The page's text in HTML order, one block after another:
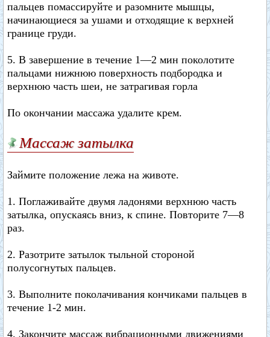
пальцев помассируйте и разомните мышцы,
начинающиеся за ушами и отходящие к верхней
границе груди.
5. В завершение в течение 1—2 мин поколотите
пальцами нижнюю поверхность подбородка и
верхнюю часть шеи, не затрагивая горла
По окончании массажа удалите крем.
Массаж затылка
Займите положение лежа на животе.
1. Поглаживайте двумя ладонями верхнюю часть
затылка, опускаясь вниз, к спине. Повторите 7—8
раз.
2. Разотрите затылок тыльной стороной
полусогнутых пальцев.
3. Выполните поколачивания кончиками пальцев в
течение 1-2 мин.
4. Закончите массаж вибрационными движениями